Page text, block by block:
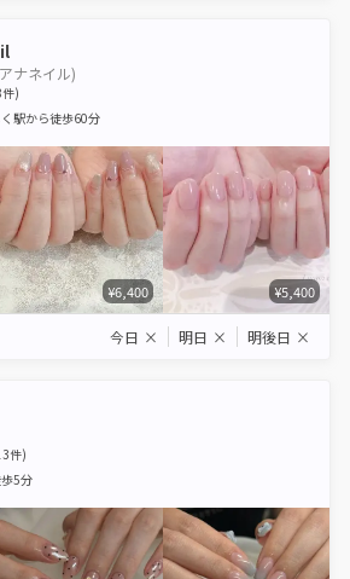
ナネイル)
件)
駅から徒歩60分
¥6,400 ¥5,400
今日 × 明日 × 明後日 ×
件)
5分